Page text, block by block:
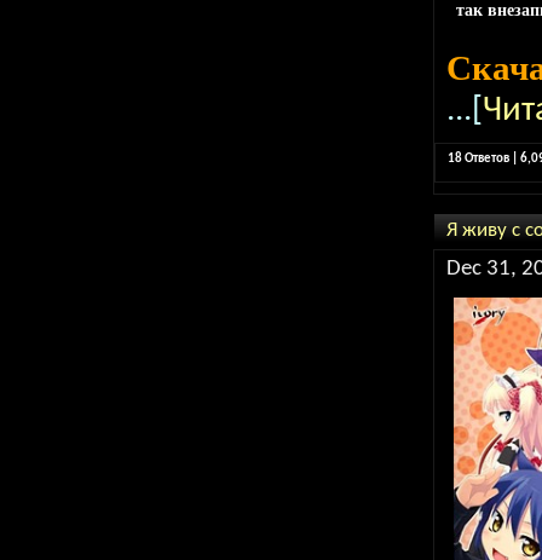
так
...[
18 Ответов |
Я живу с
Dec 31,